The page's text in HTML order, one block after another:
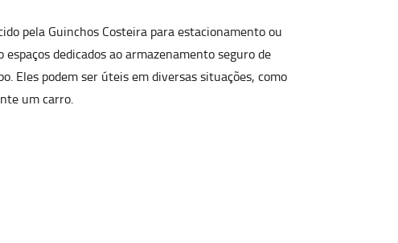
pela Guinchos Costeira paraestacionamento ou
espaços dedicados ao armazenamento seguro de
Eles podem ser úteis em diversas situações, como
um carro.